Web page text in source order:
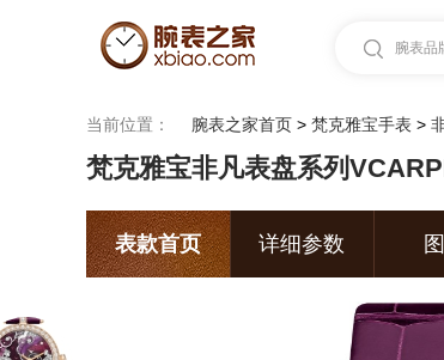
腕表品
当前位置： 腕表之家首页 > 梵克雅宝手表 >
梵克雅宝非凡表盘系列
表款首页 详细参数